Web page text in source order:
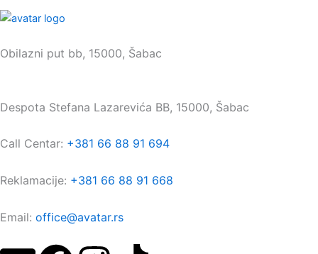
Obilazni put bb, 15000, Šabac
Despota Stefana Lazarevića BB, 15000, Šabac
Call Centar: +381 66 88 91 694
Reklamacije: +381 66 88 91 668
Email: office@avatar.rs